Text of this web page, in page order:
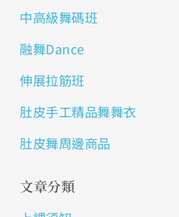
中高級舞碼班
融舞Dance
伸展拉筋班
肚皮手工精品舞舞衣
肚皮舞周邊商品
文章分類